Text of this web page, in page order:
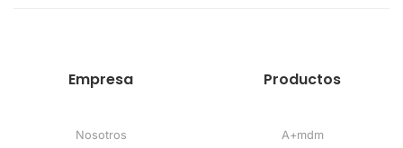
Empresa
Nosotros
Productos
A+mdm